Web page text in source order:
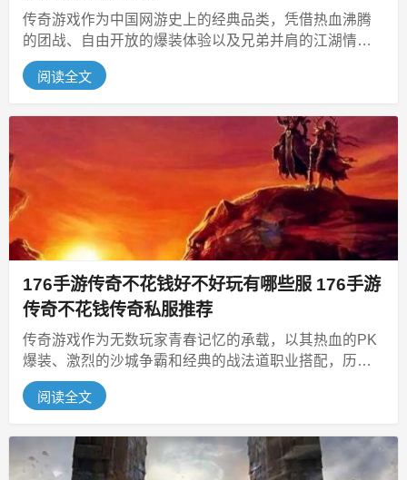
传奇游戏作为中国网游史上的经典品类，凭借热血沸腾
的团战、自由开放的爆装体验以及兄弟并肩的江湖情
谊，承载了无数玩家的青春记忆。...
阅读全文
176手游传奇不花钱好不好玩有哪些服 176手游
传奇不花钱传奇私服推荐
传奇游戏作为无数玩家青春记忆的承载，以其热血的PK
爆装、激烈的沙城争霸和经典的战法道职业搭配，历经
二十余年依然散发着独特魅力。...
阅读全文